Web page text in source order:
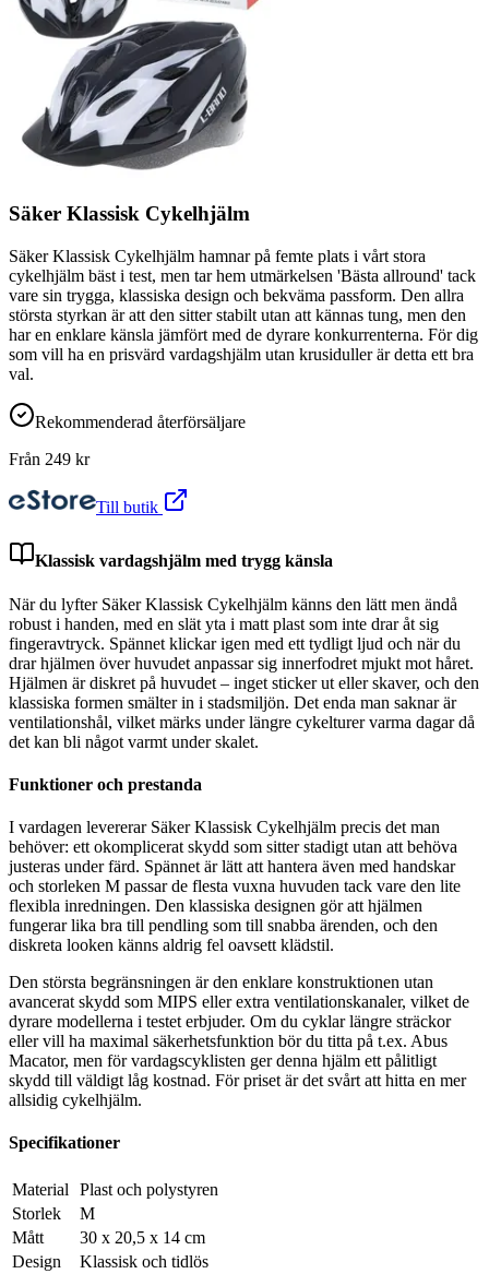
Säker Klassisk Cykelhjälm
Säker Klassisk Cykelhjälm hamnar på femte plats i vårt stora
cykelhjälm bäst i test, men tar hem utmärkelsen 'Bästa allround' tack
vare sin trygga, klassiska design och bekväma passform. Den allra
största styrkan är att den sitter stabilt utan att kännas tung, men den
har en enklare känsla jämfört med de dyrare konkurrenterna. För dig
som vill ha en prisvärd vardagshjälm utan krusiduller är detta ett bra
val.
Rekommenderad återförsäljare
Från 249 kr
Till butik
Klassisk vardagshjälm med trygg känsla
När du lyfter Säker Klassisk Cykelhjälm känns den lätt men ändå
robust i handen, med en slät yta i matt plast som inte drar åt sig
fingeravtryck. Spännet klickar igen med ett tydligt ljud och när du
drar hjälmen över huvudet anpassar sig innerfodret mjukt mot håret.
Hjälmen är diskret på huvudet – inget sticker ut eller skaver, och den
klassiska formen smälter in i stadsmiljön. Det enda man saknar är
ventilationshål, vilket märks under längre cykelturer varma dagar då
det kan bli något varmt under skalet.
Funktioner och prestanda
I vardagen levererar Säker Klassisk Cykelhjälm precis det man
behöver: ett okomplicerat skydd som sitter stadigt utan att behöva
justeras under färd. Spännet är lätt att hantera även med handskar
och storleken M passar de flesta vuxna huvuden tack vare den lite
flexibla inredningen. Den klassiska designen gör att hjälmen
fungerar lika bra till pendling som till snabba ärenden, och den
diskreta looken känns aldrig fel oavsett klädstil.
Den största begränsningen är den enklare konstruktionen utan
avancerat skydd som MIPS eller extra ventilationskanaler, vilket de
dyrare modellerna i testet erbjuder. Om du cyklar längre sträckor
eller vill ha maximal säkerhetsfunktion bör du titta på t.ex. Abus
Macator, men för vardagscyklisten ger denna hjälm ett pålitligt
skydd till väldigt låg kostnad. För priset är det svårt att hitta en mer
allsidig cykelhjälm.
Specifikationer
Material
Plast och polystyren
Storlek
M
Mått
30 x 20,5 x 14 cm
Design
Klassisk och tidlös